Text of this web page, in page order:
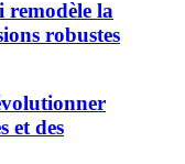
remodèle la
robustes
et des